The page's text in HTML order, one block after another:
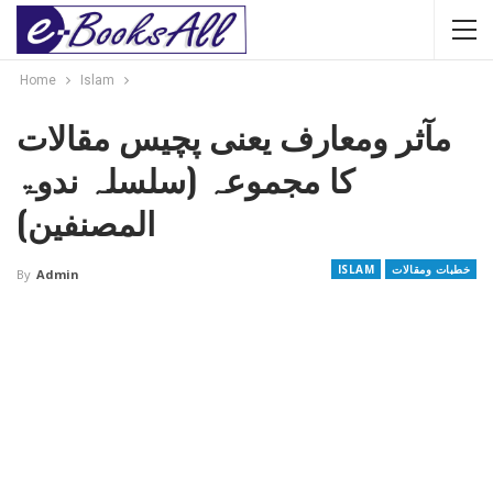
Home Islam
مآثر ومعارف یعنی پچیس مقالات
کا مجموعہ (سلسلہ ندوۃ
المصنفین)
ISLAM خطبات ومقالات By Admin